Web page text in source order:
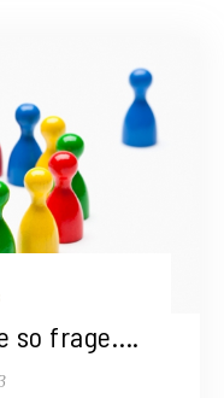
so frage….